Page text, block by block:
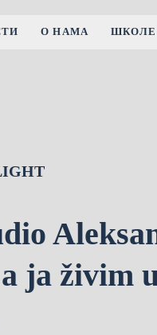
О НАМА ШКОЛЕ
ja živim